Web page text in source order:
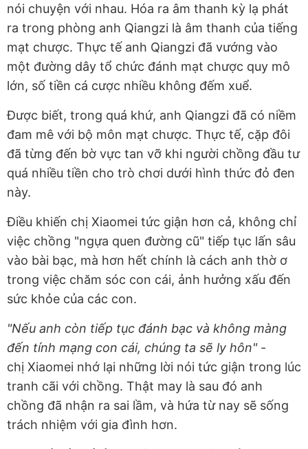
nói chuyện với nhau. Hóa ra âm thanh kỳ lạ phát
ra trong phòng anh Qiangzi là âm thanh của tiếng
mạt chược. Thực tế anh Qiangzi đã vướng vào
một đường dây tổ chức đánh mạt chược quy mô
lớn, số tiền cá cược nhiều không đếm xuể.
Được biết, trong quá khứ, anh Qiangzi đã có niềm
đam mê với bộ môn mạt chược. Thực tế, cặp đôi
đã từng đến bờ vực tan vỡ khi người chồng đầu tư
quá nhiều tiền cho trò chơi dưới hình thức đỏ đen
này.
Điều khiến chị Xiaomei tức giận hơn cả, không chỉ
việc chồng "ngựa quen đường cũ" tiếp tục lấn sâu
vào bài bạc, mà hơn hết chính là cách anh thờ ơ
trong việc chăm sóc con cái, ảnh hưởng xấu đến
sức khỏe của các con.
"Nếu anh còn tiếp tục đánh bạc và không màng
đến tính mạng con cái, chúng ta sẽ ly hôn" -
chị Xiaomei nhớ lại những lời nói tức giận trong lúc
tranh cãi với chồng. Thật may là sau đó anh
chồng đã nhận ra sai lầm, và hứa từ nay sẽ sống
trách nhiệm với gia đình hơn.